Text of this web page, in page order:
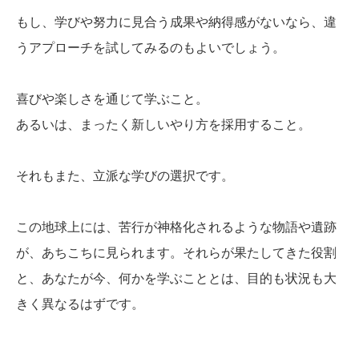
もし、学びや努力に見合う成果や納得感がないなら、違
うアプローチを試してみるのもよいでしょう。
喜びや楽しさを通じて学ぶこと。
あるいは、まったく新しいやり方を採用すること。
それもまた、立派な学びの選択です。
この地球上には、苦行が神格化されるような物語や遺跡
が、あちこちに見られます。それらが果たしてきた役割
と、あなたが今、何かを学ぶこととは、目的も状況も大
きく異なるはずです。